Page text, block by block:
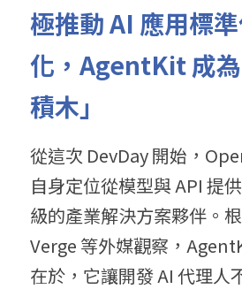
極推動 AI 應用標
化，AgentKit 成
積木」
從這次 DevDay 開始，
自身定位從模型與 API 提
級的產業解決方案夥伴。
Verge 等外媒觀察，
在於，它讓開發 AI 代理人